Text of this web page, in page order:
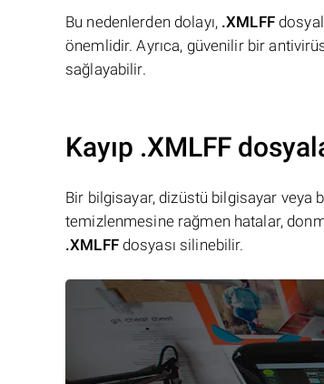
Bu nedenlerden dolayı, .XMLFF
önemlidir. Ayrıca, güvenilir bir
sağlayabilir.
Kayıp .XMLFF
Bir bilgisayar, dizüstü bilgisayar veya
temizlenmesine rağmen hatalar,
.XMLFFdosyası silinebilir.